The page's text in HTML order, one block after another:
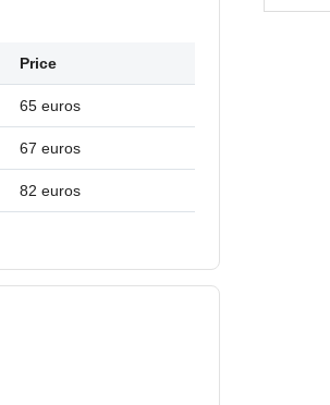
Price
65 euros
67 euros
82 euros